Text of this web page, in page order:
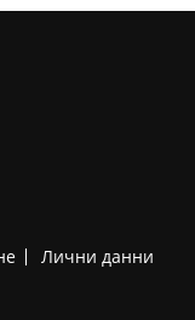
Лични данни